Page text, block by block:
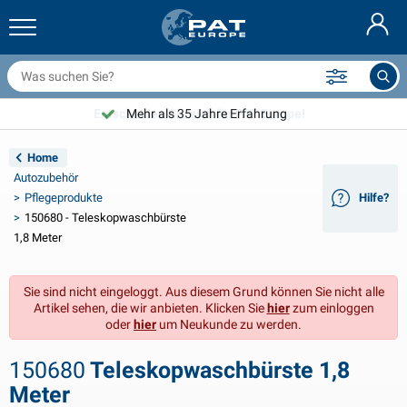
& Zubehör
beleuchtung
Beleuchtung Aspöck
Beleuchtung Radex
LED
Innenraum
& Solarartikel
& 24V Zubehör
Ganz- & Halbgaragen
& Wohnmobil außenbereich
& Wohnmobil innenbereich
zubehör
zubehör
und Beschläge
und Schäkel
Pflege
und Zubehör
& Feuer-Löschdecken
Freien
Produkten
Nederlands
English
Français
Svenska
Dansk
Suomalainen
Entscheiden Sie sich für PAT Europe!
Mehr als 35 Jahre Erfahrung
Home
Autozubehör
Pflegeprodukte
150680 - Teleskopwaschbürste
1,8 Meter
Hilfe?
Sie sind nicht eingeloggt. Aus diesem Grund können Sie nicht alle
Artikel sehen, die wir anbieten. Klicken Siehierzum einloggen
oderhier um Neukunde zu werden.
150680 Teleskopwaschbürste 1,8
Meter